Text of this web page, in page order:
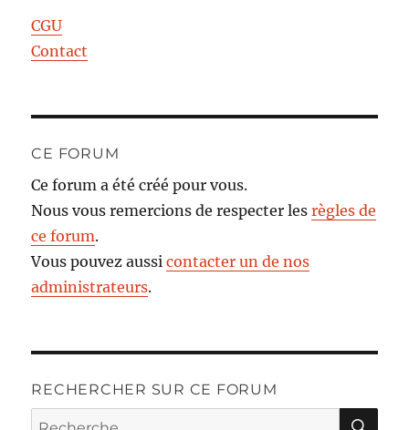
CGU
Contact
CE FORUM
Ce forum a été créé pour vous.
Nous vous remercions de respecter lesrègles de
ce forum.
Vous pouvez aussicontacter un de nos
administrateurs.
RECHERCHER SUR CE FORUM
Recherche